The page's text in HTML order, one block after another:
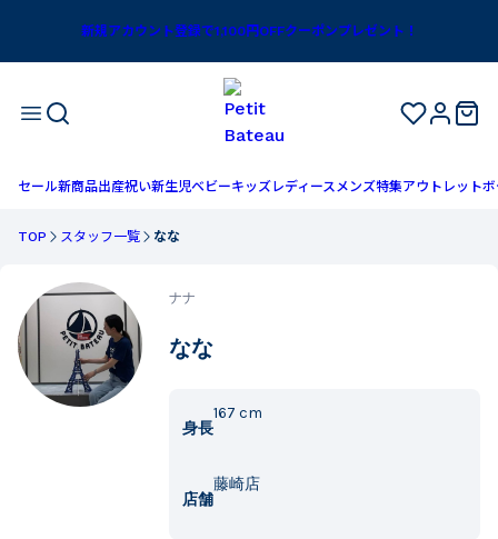
新規アカウント登録で1,100円OFFクーポンプレゼント！
セール新商品出産祝い新生児ベビーキッズ レディースメンズ特集アウトレットボ
TOP スタッフ一覧 なな
ナナ
なな
身長
167 cm
店舗
藤崎店